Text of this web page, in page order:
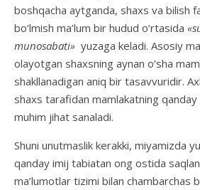
boshqacha aytganda, shaxs va bilish
bo‘lmish ma’lum bir hudud o‘rtasida
munosabati» yuzaga keladi. Asosiy
olayotgan shaxsning aynan o‘sha
shakllanadigan aniq bir tasavvuridir.
shaxs tarafidan mamlakatning
muhim jihat sanaladi.
Shuni unutmaslik kerakki, miyamizda
qanday imij tabiatan ong ostida
ma’lumotlar tizimi bilan chambarchas